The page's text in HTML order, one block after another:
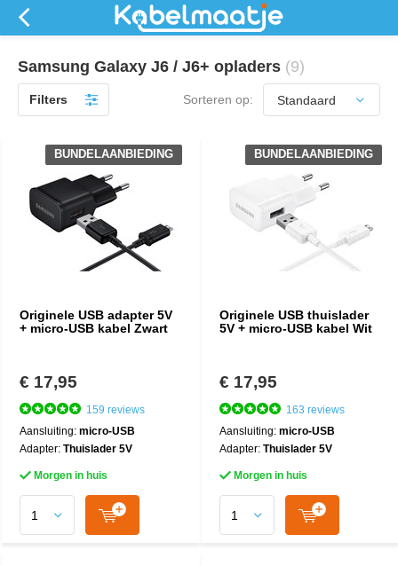
Samsung Galaxy J6 / J6+ opladers (9)
Filters Sorteren op:
Originele USB adapter 5V
+ micro-USB kabel Zwart
BUNDELAANBIEDING
€ 17,95
159 reviews
Aansluiting: micro-USB
Adapter: Thuislader 5V
Morgen in huis
Originele USB thuislader
5V + micro-USB kabel Wit
BUNDELAANBIEDING
€ 17,95
163 reviews
Aansluiting: micro-USB
Adapter: Thuislader 5V
Morgen in huis